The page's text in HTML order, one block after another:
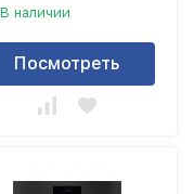
В наличии
Посмотреть